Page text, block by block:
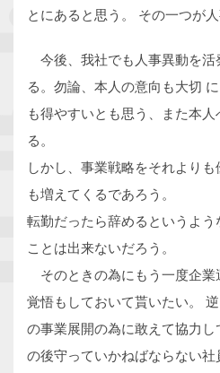
とにあると思う。 その一つが人
今後、我社でも人事異動を活
る。勿論、本人の意向も大切
も得やすいとも思う、また本
る。
しかし、事業戦略をそれより
も増えてくるであろう。
転勤だったら辞めるというよ
ことは出来ないだろう。
そのときの為にもう一度企業
覚悟もしておいて貰いたい。
の事業展開の為に敢えて協力
の後守っていかねばならない